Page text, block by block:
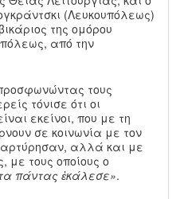
(Λευκουπόλεως)
της ομόρου
από την
τους
τόνισε ότι οι
εκείνοι, που με τη
σε κοινωνία με τον
αλλά και με
με τους οποίους ο
πάντας ἐκάλεσε».